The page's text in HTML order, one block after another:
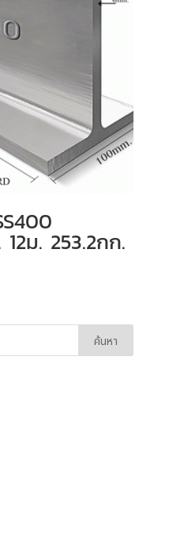
ม. 253.2กก.